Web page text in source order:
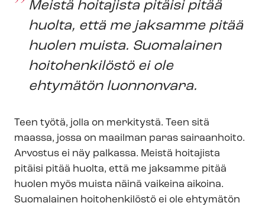
Meistä hoitajista pitäisi pitää
huolta, että me jaksamme pitää
huolen muista. Suomalainen
hoitohenkilöstö ei ole
ehtymätön luonnonvara.
Teen työtä, jolla on merkitystä. Teen sitä
maassa, jossa on maailman paras sairaanhoito.
Arvostus ei näy palkassa. Meistä hoitajista
pitäisi pitää huolta, että me jaksamme pitää
huolen myös muista näinä vaikeina aikoina.
Suomalainen hoitohenkilöstö ei ole ehtymätön